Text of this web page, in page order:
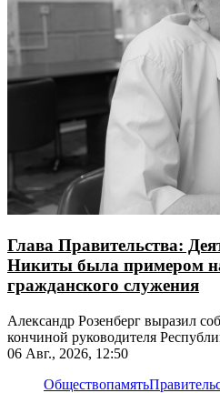
Глава Правительства:
Никиты была примером
гражданского служения
Александр Розенберг выразил
кончиной руководителя
06 Авг., 2026, 12:50
Обществопамять